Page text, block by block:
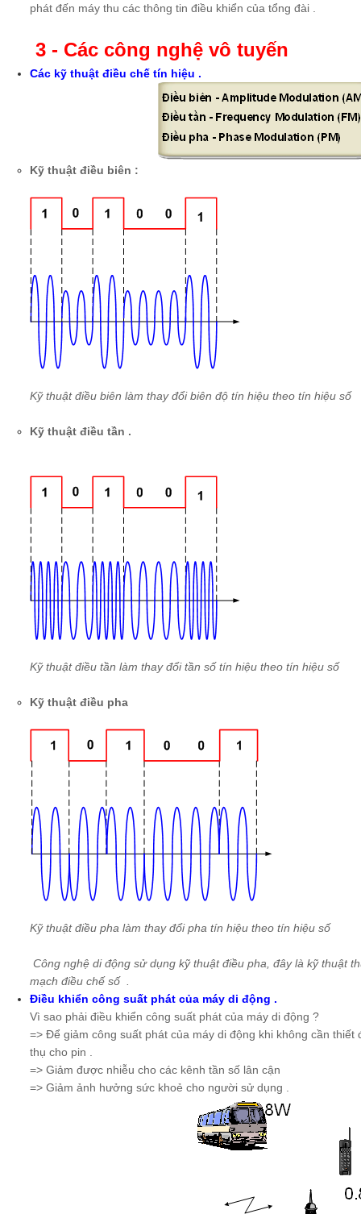
phát đến máy thu các thông tin điều khiển của tổng đài .
3 - Các công nghệ vô tuyến
Các kỹ thuật điều chế tín hiệu .
Kỹ thuật điều biên :
Kỹ thuật điều biên làm thay đổi biên độ tín hiệu theo tín hiệu số
Kỹ thuật điều tần .
Kỹ thuật điều tần làm thay đổi tần số tín hiệu theo tín hiệu số
Kỹ thuật điều pha
Kỹ thuật điều pha làm thay đổi pha tín hiệu theo tín hiệu số
Công nghệ di động sử dụng kỹ thuật điều pha, đây là kỹ thuật
mạch điều chế số .
Điều khiển công suất phát của máy di động .
Vì sao phải điều khiển công suất phát của máy di động ?
=> Để giảm công suất phát của máy di động khi không cần thiết
thụ cho pin .
=> Giảm được nhiễu cho các kênh tần số lân cận
=> Giảm ảnh hưởng sức khoẻ cho người sử dụng .